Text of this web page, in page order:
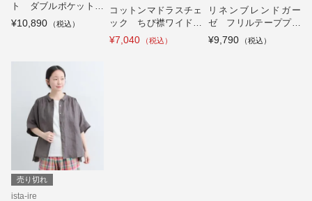
ト ダブルポケットち
び襟シャツ
¥10,890
コットンマドラスチェ
ック ちび襟ワイドシ
ャツ
¥7,040
リネンブレンドガー
ゼ フリルテーププル
オーバー
¥9,790
売り切れ
ista-ire